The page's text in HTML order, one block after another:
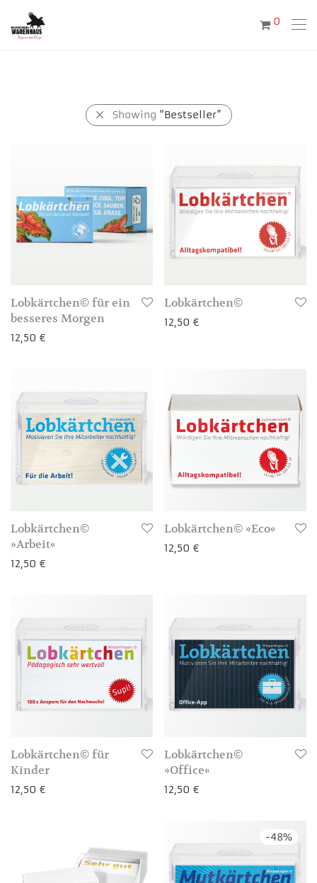
0
Showing “Bestseller”
Lobkärtchen© für ein
besseres Morgen
12,50 €
Lobkärtchen©
12,50 €
Lobkärtchen©
»Arbeit«
12,50 €
Lobkärtchen© »Eco«
12,50 €
Lobkärtchen© für
Kinder
12,50 €
Lobkärtchen©
»Office«
12,50 €
3-4 Werktage
-48%